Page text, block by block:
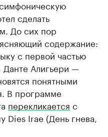
сделать
До сих пор
содержание:
с первой частью
Данте Алигьери —
понятными
В программе
перекликается с
Dies Irae (День гнева,